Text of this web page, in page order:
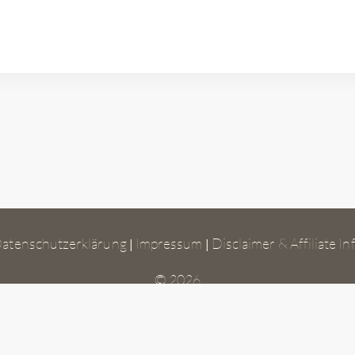
| Impressum | Disclaimer & Affiliate
© 2026